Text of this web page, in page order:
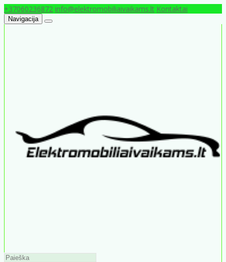
+37060236872 info@elektromobiliaivaikams.lt Kontaktai
Navigacija